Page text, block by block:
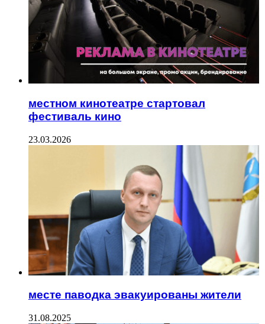
местном кинотеатре стартовал
фестиваль кино
23.03.2026
месте паводка эвакуированы жители
31.08.2025